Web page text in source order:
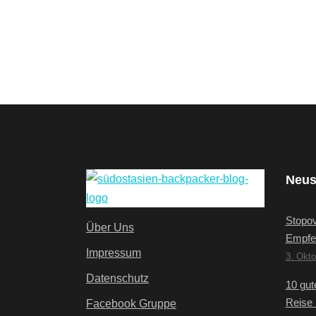
Über Uns
Impressum
Datenschutz
Facebook Gruppe
3.
10
Reise